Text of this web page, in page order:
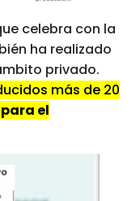
celebra con la
ha realizado
privado.
más de 20
el